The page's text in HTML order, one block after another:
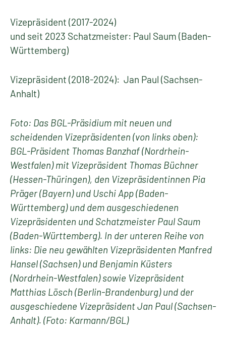
Vizepräsident (2017-2024)
und seit 2023 Schatzmeister: Paul Saum (Baden-
Württemberg)
Vizepräsident (2018-2024): Jan Paul (Sachsen-
Anhalt)
Foto: Das BGL-Präsidium mit neuen und
scheidenden Vizepräsidenten (von links oben):
BGL-Präsident Thomas Banzhaf (Nordrhein-
Westfalen) mit Vizepräsident Thomas Büchner
(Hessen-Thüringen), den Vizepräsidentinnen Pia
Präger (Bayern) und Uschi App (Baden-
Württemberg) und dem ausgeschiedenen
Vizepräsidenten und Schatzmeister Paul Saum
(Baden-Württemberg). In der unteren Reihe von
links: Die neu gewählten Vizepräsidenten Manfred
Hansel (Sachsen) und Benjamin Küsters
(Nordrhein-Westfalen) sowie Vizepräsident
Matthias Lösch (Berlin-Brandenburg) und der
ausgeschiedene Vizepräsident Jan Paul (Sachsen-
Anhalt). (Foto: Karmann/BGL)